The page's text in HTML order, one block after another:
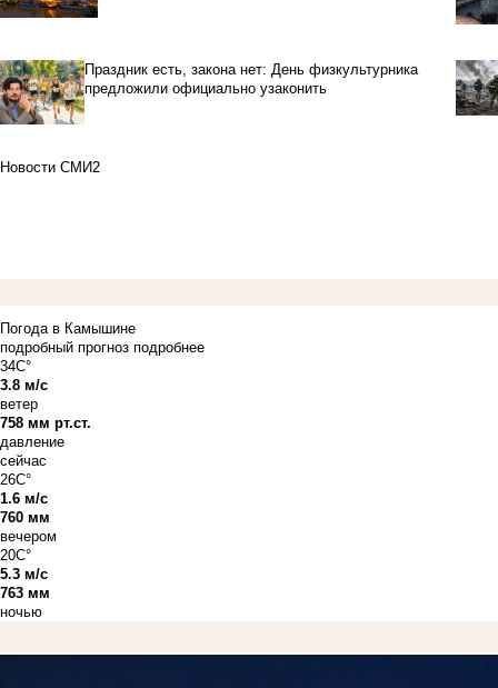
Праздник есть, закона нет: День физкультурника
предложили официально узаконить
Новости СМИ2
Погода в Камышине
подробный прогноз подробнее
34C°
3.8 м/с
ветер
758 мм рт.ст.
давление
сейчас
26C°
1.6 м/с
760 мм
вечером
20C°
5.3 м/с
763 мм
ночью